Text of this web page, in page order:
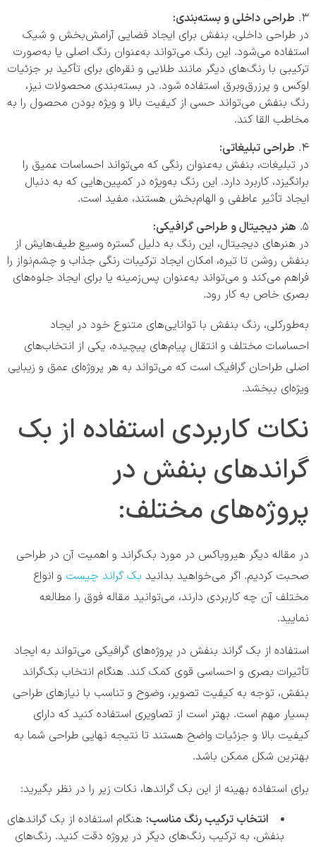
طراحی داخلی و بسته‌بندی:
در طراحی داخلی، بنفش برای ایجاد فضایی آرامش‌بخش و شیک
استفاده می‌شود. این رنگ می‌تواند به‌عنوان رنگ اصلی یا به‌صورت
ترکیبی با رنگ‌های دیگر مانند طلایی و نقره‌ای برای تأکید بر جزئیات
لوکس و پرزرق‌وبرق استفاده شود. در بسته‌بندی محصولات نیز،
رنگ بنفش می‌تواند حسی از کیفیت بالا و ویژه بودن محصول را به
مخاطب القا کند.
طراحی تبلیغاتی:
در تبلیغات، بنفش به‌عنوان رنگی که می‌تواند احساسات عمیق را
برانگیزد، کاربرد دارد. این رنگ به‌ویژه در کمپین‌هایی که به دنبال
ایجاد تأثیر عاطفی و الهام‌بخش هستند، مفید است.
هنر دیجیتال و طراحی گرافیکی:
در هنرهای دیجیتال، این رنگ به دلیل گستره وسیع طیف‌هایش از
بنفش روشن تا تیره، امکان ایجاد ترکیبات رنگی جذاب و چشم‌نواز را
فراهم می‌کند و می‌تواند به‌عنوان پس‌زمینه یا برای ایجاد جلوه‌های
بصری خاص به کار رود.
به‌طورکلی، رنگ بنفش با توانایی‌های متنوع خود در ایجاد
احساسات مختلف و انتقال پیام‌های پیچیده، یکی از انتخاب‌های
اصلی طراحان گرافیک است که می‌تواند به هر پروژه‌ای عمق و زیبایی
ویژه‌ای ببخشد.
نکات کاربردی استفاده از بک
گراندهای بنفش در
پروژه‌های مختلف:
در مقاله دیگر هیروباکس در مورد بک‌گراند و اهمیت آن در طراحی
صحبت کردیم. اگر می‌خواهید بدانید بک گراند چیست و انواع
مختلف آن چه کاربردی دارند، می‌توانید مقاله فوق را مطالعه
نمایید.
استفاده از بک گراند بنفش در پروژه‌های گرافیکی می‌تواند به ایجاد
تأثیرات بصری و احساسی قوی کمک کند. هنگام انتخاب بک‌گراند
بنفش، توجه به کیفیت تصویر، وضوح و تناسب با نیازهای طراحی
بسیار مهم است. بهتر است از تصاویری استفاده کنید که دارای
کیفیت بالا و جزئیات واضح هستند تا نتیجه نهایی طراحی شما به
بهترین شکل ممکن باشد.
برای استفاده بهینه از این بک گراندها، نکات زیر را در نظر بگیرید:
انتخاب ترکیب رنگ مناسب: هنگام استفاده از بک گراندهای
بنفش، به ترکیب رنگ‌های دیگر در پروژه دقت کنید. رنگ‌های